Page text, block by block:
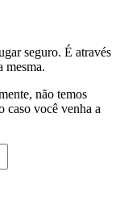
seguro. É através
mesma.
não temos
caso você venha a